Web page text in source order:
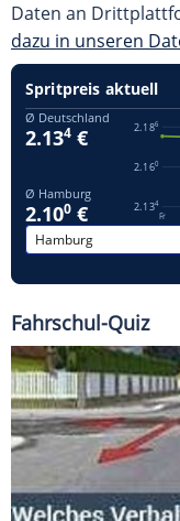
Daten an
dazu in unseren
Fahrschul-Quiz